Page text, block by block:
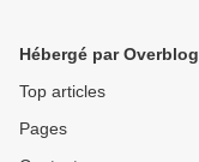
Hébergé par Overblog
Top articles
Pages